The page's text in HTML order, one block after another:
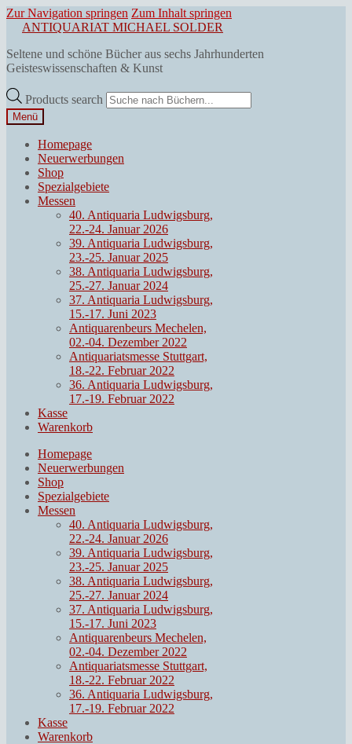
Zur Navigation springen Zum Inhalt springen
ANTIQUARIAT MICHAEL SOLDER
Seltene und schöne Bücher aus sechs Jahrhunderten
Geisteswissenschaften & Kunst
Products search
Menü
Homepage
Neuerwerbungen
Shop
Spezialgebiete
Messen
40. Antiquaria Ludwigsburg,
22.-24. Januar 2026
39. Antiquaria Ludwigsburg,
23.-25. Januar 2025
38. Antiquaria Ludwigsburg,
25.-27. Januar 2024
37. Antiquaria Ludwigsburg,
15.-17. Juni 2023
Antiquarenbeurs Mechelen,
02.-04. Dezember 2022
Antiquariatsmesse Stuttgart,
18.-22. Februar 2022
36. Antiquaria Ludwigsburg,
17.-19. Februar 2022
Kasse
Warenkorb
Homepage
Neuerwerbungen
Shop
Spezialgebiete
Messen
40. Antiquaria Ludwigsburg,
22.-24. Januar 2026
39. Antiquaria Ludwigsburg,
23.-25. Januar 2025
38. Antiquaria Ludwigsburg,
25.-27. Januar 2024
37. Antiquaria Ludwigsburg,
15.-17. Juni 2023
Antiquarenbeurs Mechelen,
02.-04. Dezember 2022
Antiquariatsmesse Stuttgart,
18.-22. Februar 2022
36. Antiquaria Ludwigsburg,
17.-19. Februar 2022
Kasse
Warenkorb